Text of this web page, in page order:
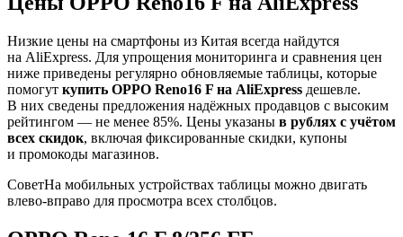
Низкие цены на смартфоны из Китая всегда найдутся
на AliExpress. Для упрощения мониторинга и сравнения цен
ниже приведены регулярно обновляемые таблицы, которые
помогут купить OPPO Reno16 F на AliExpress дешевле.
В них сведены предложения надёжных продавцов с высоким
рейтингом — не менее 85%. Цены указаны в рублях с учётом
всех скидок, включая фиксированные скидки, купоны
и промокоды магазинов.
СоветНа мобильных устройствах таблицы можно двигать
влево-вправо для просмотра всех столбцов.